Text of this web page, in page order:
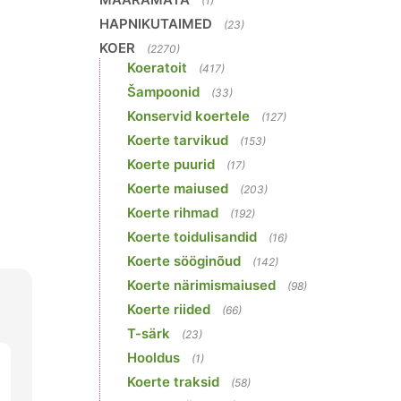
HAPNIKUTAIMED (23)
KOER (2270)
Koeratoit (417)
Šampoonid (33)
Konservid koertele (127)
Koerte tarvikud (153)
Koerte puurid (17)
Koerte maiused (203)
Koerte rihmad (192)
Koerte toidulisandid (16)
Koerte sööginõud (142)
Koerte närimismaiused (98)
Koerte riided (66)
T-särk (23)
Hooldus (1)
Koerte traksid (58)